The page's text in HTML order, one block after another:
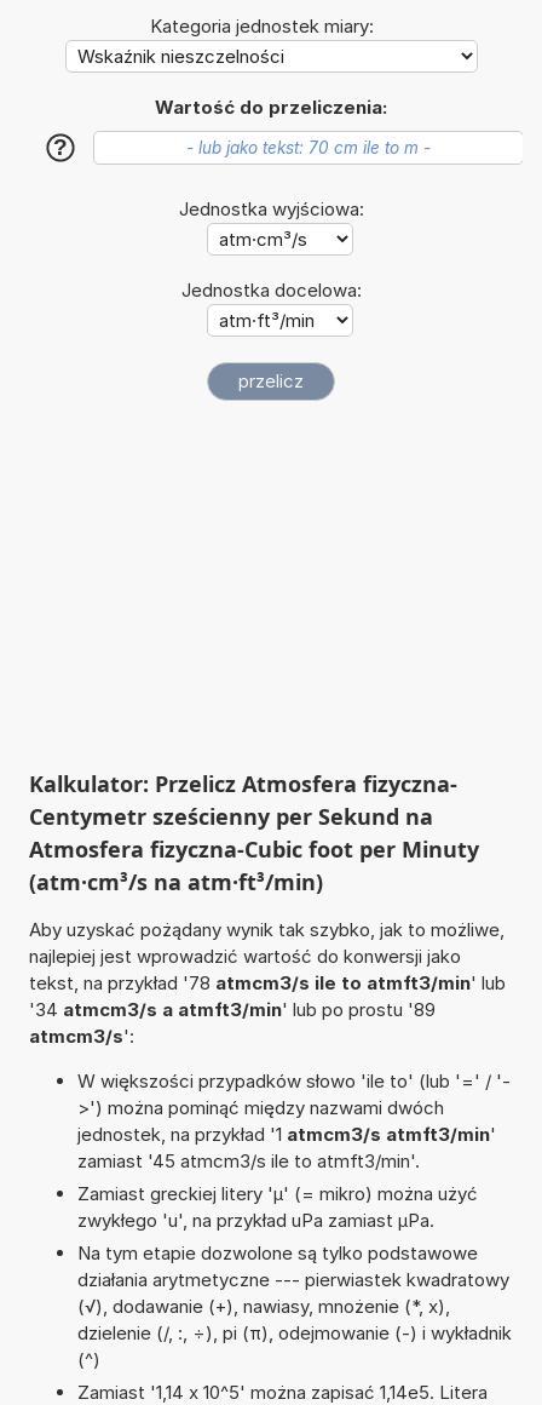
Kategoria jednostek miary:
Wartość do przeliczenia:
?
Jednostka wyjściowa:
Jednostka docelowa:
Kalkulator: Przelicz Atmosfera fizyczna-
Centymetr sześcienny per Sekund na
Atmosfera fizyczna-Cubic foot per Minuty
(atm·cm³/s na atm·ft³/min)
Aby uzyskać pożądany wynik tak szybko, jak to możliwe,
najlepiej jest wprowadzić wartość do konwersji jako
tekst, na przykład '78 atmcm3/s ile to atmft3/min' lub
'34 atmcm3/s a atmft3/min' lub po prostu '89
atmcm3/s':
W większości przypadków słowo 'ile to' (lub '=' / '-
>') można pominąć między nazwami dwóch
jednostek, na przykład '1 atmcm3/s atmft3/min'
zamiast '45 atmcm3/s ile to atmft3/min'.
Zamiast greckiej litery 'µ' (= mikro) można użyć
zwykłego 'u', na przykład uPa zamiast µPa.
Na tym etapie dozwolone są tylko podstawowe
działania arytmetyczne --- pierwiastek kwadratowy
(√), dodawanie (+), nawiasy, mnożenie (*, x),
dzielenie (/, :, ÷), pi (π), odejmowanie (-) i wykładnik
(^)
Zamiast '1,14 x 10^5' można zapisać 1,14e5. Litera